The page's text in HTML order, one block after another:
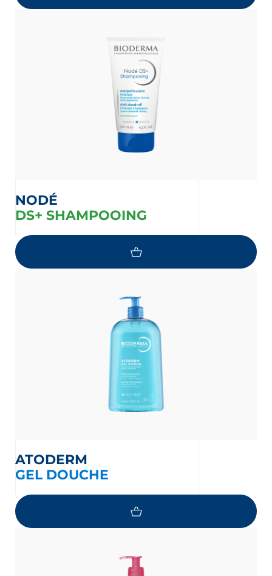
NODÉ
DS+ SHAMPOOING
ATODERM
GEL DOUCHE